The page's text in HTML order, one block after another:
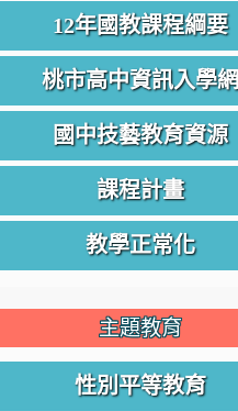
12年國教課程綱要
桃市高中資訊入學網
國中技藝教育資源
課程計畫
教學正常化
主題教育
性別平等教育